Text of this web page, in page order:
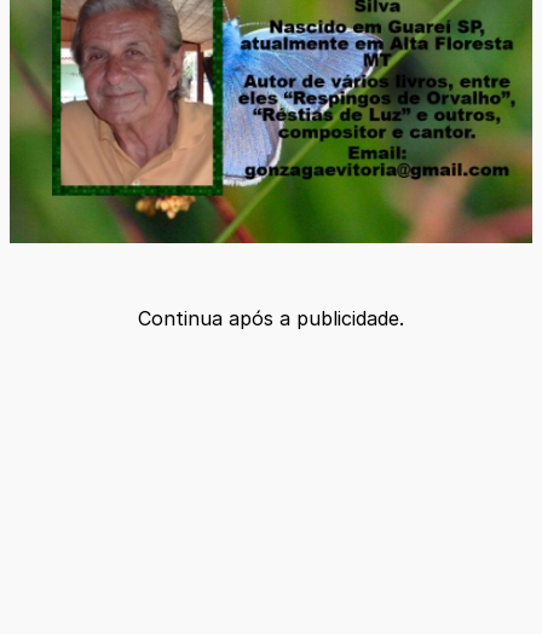
Continua após a publicidade.